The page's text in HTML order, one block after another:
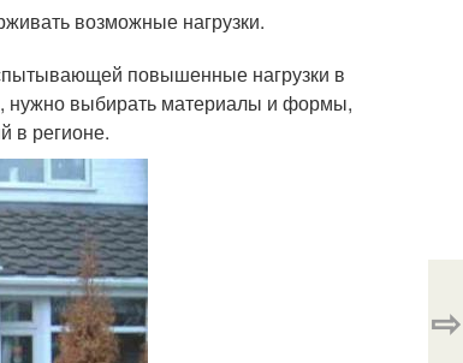
возможные нагрузки.
повышенные нагрузки в
нужно выбирать материалы и формы,
в регионе.
⇨